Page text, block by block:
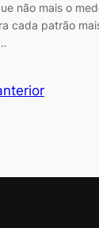
não mais o
cada patrão